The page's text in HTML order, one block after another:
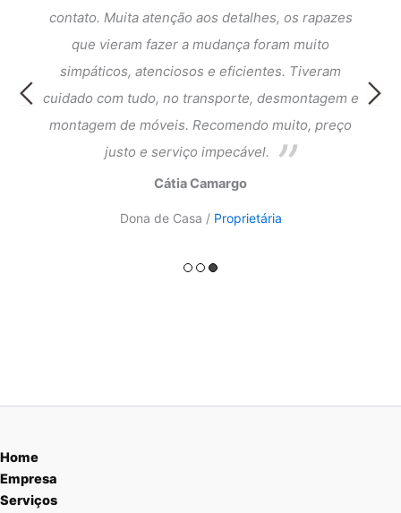
contato. Muita atenção aos detalhes, os rapazes
que vieram fazer a mudança foram muito
simpáticos, atenciosos e eficientes. Tiveram
cuidado com tudo, no transporte, desmontagem e
montagem de móveis. Recomendo muito, preço
justo e serviço impecável.
Cátia Camargo
Dona de Casa / Proprietária
Home
Empresa
Serviços